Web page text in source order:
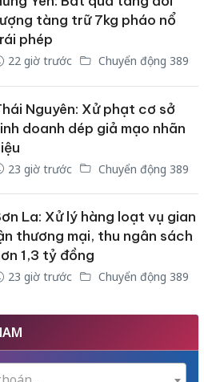
tàng trữ 7kg pháo nổ
phép
22 giờ trước Chuyển động 389
Nguyên: Xử phạt cơ sở
doanh dép giả mạo nhãn
23 giờ trước Chuyển động 389
La: Xử lý hàng loạt vụ gian
thương mại, thu ngân sách
1,3 tỷ đồng
23 giờ trước Chuyển động 389